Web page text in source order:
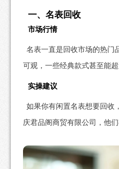
一、名表回收
市场行情
名表一直是回收市场的热门
可观，一些经典款式甚至能超
实操建议
如果你有闲置名表想要回收
庆君品阁商贸有限公司，他